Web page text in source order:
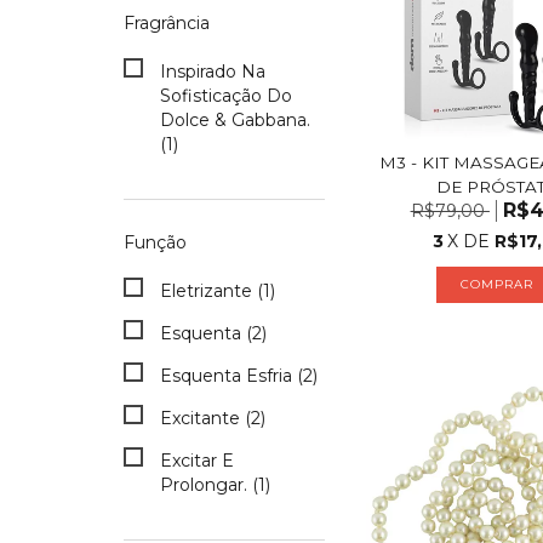
Fragrância
Inspirado Na
Sofisticação Do
Dolce & Gabbana.
(1)
Função
Eletrizante (1)
Esquenta (2)
Esquenta Esfria (2)
Excitante (2)
Excitar E
Prolongar. (1)
M3 - KIT
DE
R$79,00
3X DE
COMPRAR